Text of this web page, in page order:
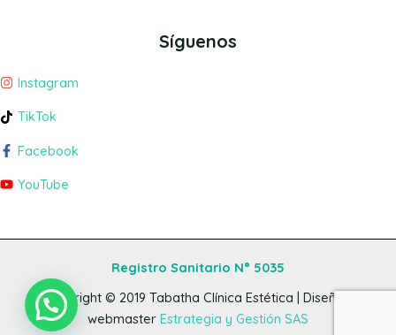
Síguenos
Instagram
TikTok
Facebook
YouTube
Registro Sanitario N° 5035
Copyright © 2019 Tabatha Clínica Estética | Diseño y
webmaster Estrategia y Gestión SAS